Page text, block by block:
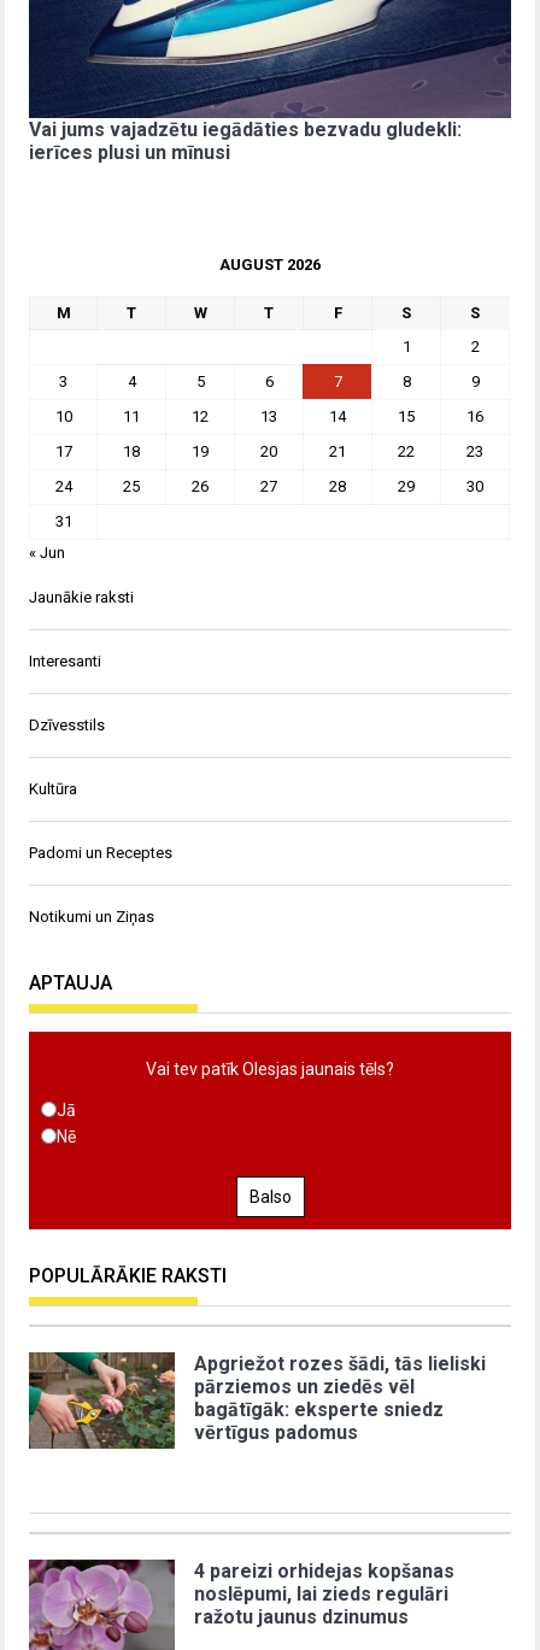
Vai jums vajadzētu iegādāties bezvadu gludekli:
ierīces plusi un mīnusi
AUGUST 2026
M T W T F S
S
1
2
3
4 5 6 7 8
9
10
11 12 13 14 15
16
17
18 19 20 21 22
23
24
25 26 27 28 29
30
31
« Jun
Jaunākie raksti
Interesanti
Dzīvesstils
Kultūra
Padomi un Receptes
Notikumi un Ziņas
APTAUJA
Vai tev patīk Olesjas jaunais tēls?
Jā
Nē
Balso
POPULĀRĀKIE RAKSTI
Apgriežot rozes šādi, tās lieliski
pārziemos un ziedēs vēl
bagātīgāk: eksperte sniedz
vērtīgus padomus
4 pareizi orhidejas kopšanas
noslēpumi, lai zieds regulāri
ražotu jaunus dzinumus